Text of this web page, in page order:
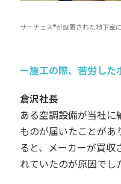
サーチェス®が設置された地下室
ー施工の際、苦労した
倉沢社長
ある空調設備が当社
ものが届いたことがあ
ると、メーカーが買収
れていたのが原因でし